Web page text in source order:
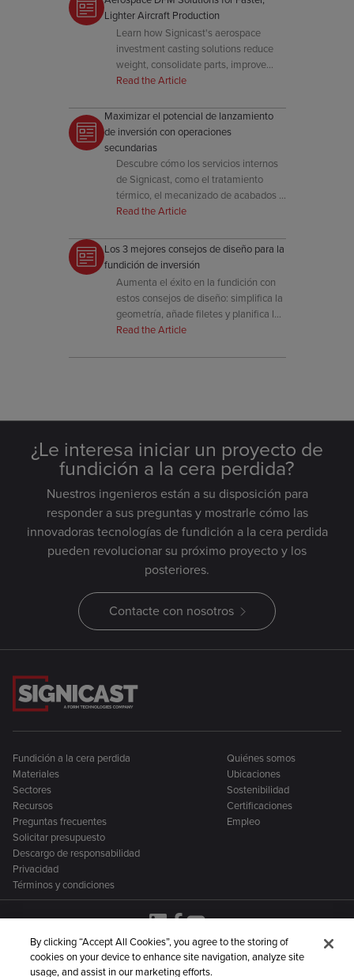
Lighter Aircraft Production
Learn how Signicast's aerospace
investment casting solutions reduce
weight, consolidate parts, improve
performance, and speed production.
Read the Article
Maximizar el potencial de lanzamiento
de inversión con operaciones
secundarias
Descubre cómo los servicios internos
de Signicast, como el tratamiento
térmico, el mecanizado de acabados e
inspección, completan tu fundición de
Read the Article
Los 3 mejores consejos de diseño para la
fundición de inversión
Aumenta el éxito en la fundición con
estos consejos de diseño: simplifica la
geometría, añade filetes y planifica la
reducción — directamente de los
Read the Article
¿Le interesa iniciar un proyecto de
fundición a la cera perdida?
Nuestros ingenieros están a su disposición para
responder a sus preguntas y mostrarle cómo las
innovadoras tecnologías de fundición a la cera perdida
pueden revolucionar su próximo proyecto y los
posteriores.
Contacte con nosotros
Fundición a la cera perdida
Materiales
Sectores
Recursos
Preguntas frecuentes
Quiénes somos
Ubicaciones
Sostenibilidad
Certificaciones
Empleo
Solicitar presupuesto
Descargo de responsabilidad
Privacidad
Términos y condiciones
Signicast forma parte de una familia más amplia de
By clicking “Accept All Cookies”, you agree to the storing of
cookies on your device to enhance site navigation, analyze site
usage, and assist in our marketing efforts.